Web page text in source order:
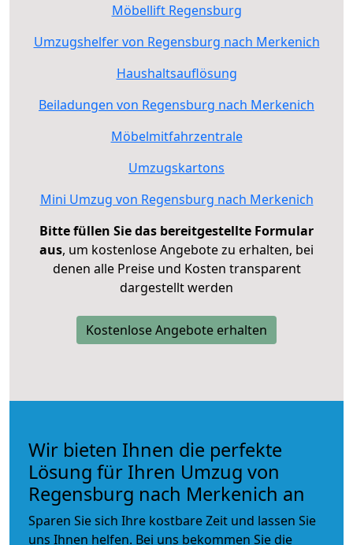
Möbellift Regensburg
Umzugshelfer von Regensburg nach Merkenich
Haushaltsauflösung
Beiladungen von Regensburg nach Merkenich
Möbelmitfahrzentrale
Umzugskartons
Mini Umzug von Regensburg nach Merkenich
Bitte füllen Sie das bereitgestellte Formular
aus, um kostenlose Angebote zu erhalten, bei
denen alle Preise und Kosten transparent
dargestellt werden
Kostenlose Angebote erhalten
Wir bieten Ihnen die perfekte
Lösung für Ihren Umzug von
Regensburg nach Merkenich an
Sparen Sie sich Ihre kostbare Zeit und lassen Sie
uns Ihnen helfen. Bei uns bekommen Sie die